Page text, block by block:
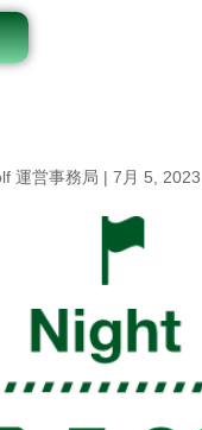
運営事務局 | 7月 5, 2023